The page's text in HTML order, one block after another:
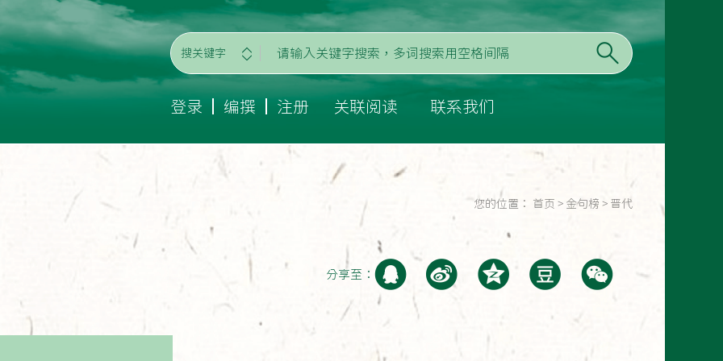
搜关键字
登录 编撰 注册 关联阅读 联系我们
您的位置： 首页 > 金句榜 > 晋代
分享至：